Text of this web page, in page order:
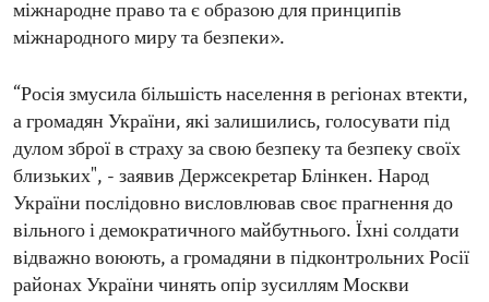
міжнародне право та є образою для принципів
міжнародного миру та безпеки».
“Росія змусила більшість населення в регіонах втекти,
а громадян України, які залишились, голосувати під
дулом зброї в страху за свою безпеку та безпеку своїх
близьких", - заявив Держсекретар Блінкен. Народ
України послідовно висловлював своє прагнення до
вільного і демократичного майбутнього. Їхні солдати
відважно воюють, а громадяни в підконтрольних Росії
районах України чинять опір зусиллям Москви